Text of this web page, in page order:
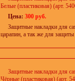
Белые (пластиковая) (арт.
Цена: 300 руб.
Защитные накладки для
царапин, а так же для
Защитные накладки для
Чёрные (пластиковая) (арт.